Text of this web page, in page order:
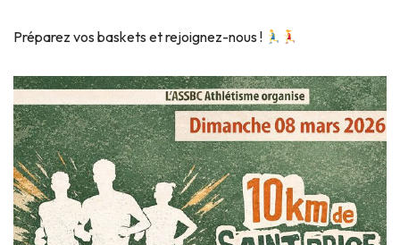
Préparez vos baskets et rejoignez-nous !